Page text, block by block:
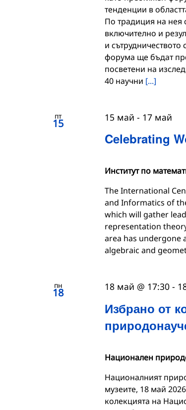
тенденции в
По традиция на нея
включително и
и
форума ще бъдат
посветени на
40 научни [...]
пт
15
Celebrating
15 май - 17 май
Институт по
The International
and Informatics of
which will gather
representation
area has undergone
algebraic and
пн
18
Избрано от
18 май @ 17:30-
Национален
Националният
музеите, 18 май
колекцията на